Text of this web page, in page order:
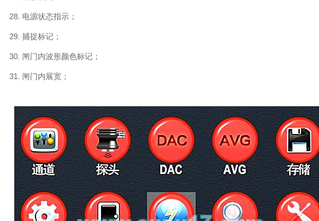
28. 电源状态指示；
29. 捕捉标记；
30. 闸门内波形颜色标记；
31. 闸门内展宽；